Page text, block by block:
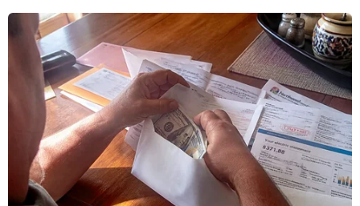
Chuyên gia nhận định giá dầu có thể vượt
trên 100 USD một thùng
30/12/2022 07:22
Chuyên gia cho rằng việc APEC cắt giảm sản lượng
khai thác cùng với lệnh cấm xuất khẩu dầu của Nga